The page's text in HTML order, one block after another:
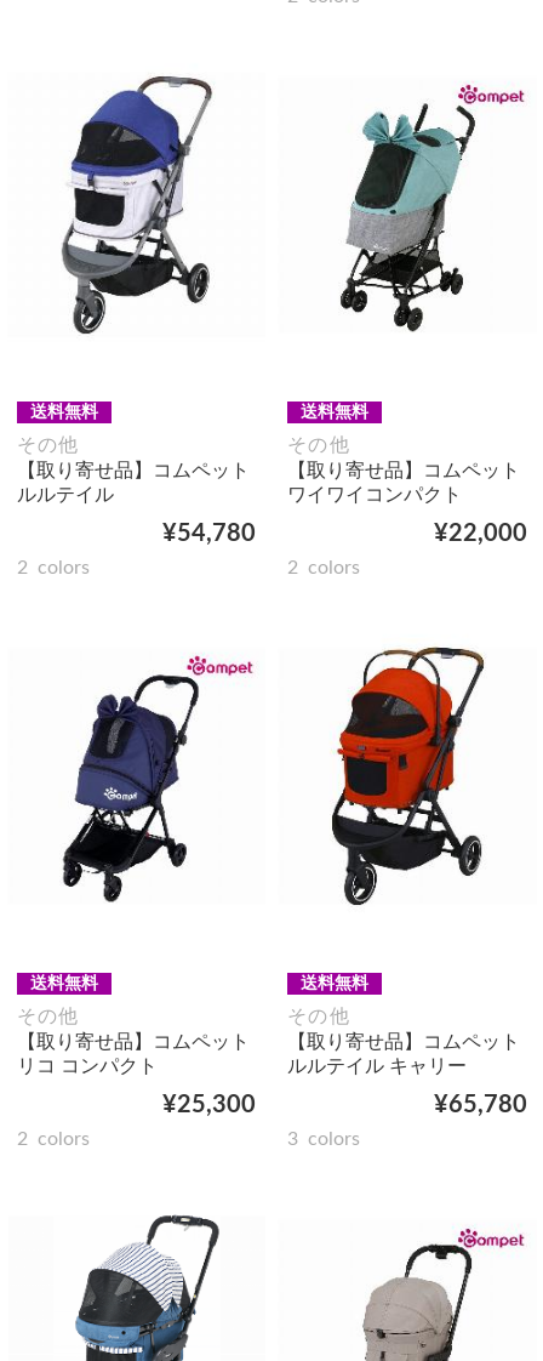
送料無料
その他
【取り寄せ品】コムペット
ルルテイル
¥54,780
2 colors
送料無料
その他
【取り寄せ品】コムペット
ワイワイコンパクト
¥22,000
2 colors
送料無料
その他
【取り寄せ品】コムペット
リコ コンパクト
¥25,300
2 colors
送料無料
その他
【取り寄せ品】コムペット
ルルテイル キャリー
¥65,780
3 colors